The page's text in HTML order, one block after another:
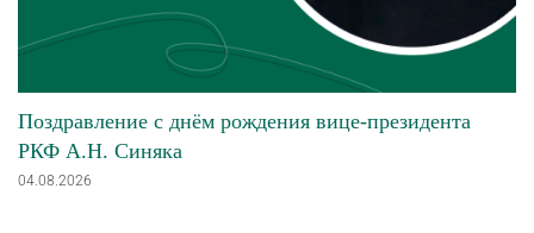
Поздравление с днём рождения вице-президента
РКФ А.Н. Синяка
04.08.2026